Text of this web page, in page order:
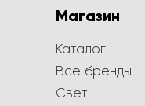
Магазин
Каталог
Все бренды
Свет